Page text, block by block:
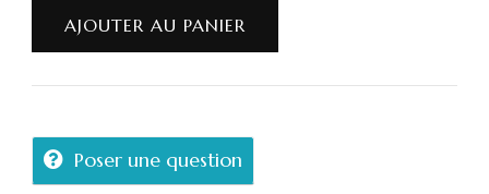
AJOUTER AU PANIER
Poser une question